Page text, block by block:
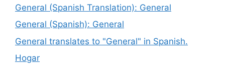
General (Spanish Translation): General
General (Spanish): General
General translates to "General" in Spanish.
Hogar